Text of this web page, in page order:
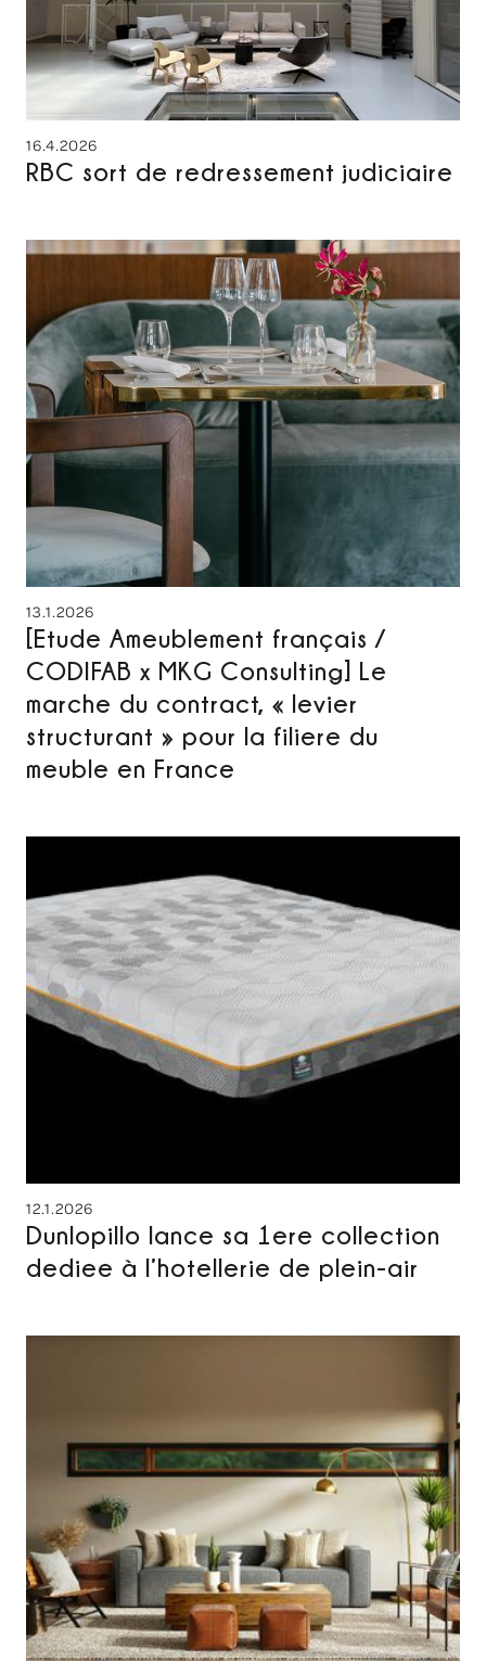
16.4.2026
RBC sort de redressement judiciaire
13.1.2026
[Etude Ameublement français /
CODIFAB x MKG Consulting] Le
marche du contract, « levier
structurant » pour la filiere du
meuble en France
12.1.2026
Dunlopillo lance sa 1ere collection
dediee à l’hotellerie de plein-air